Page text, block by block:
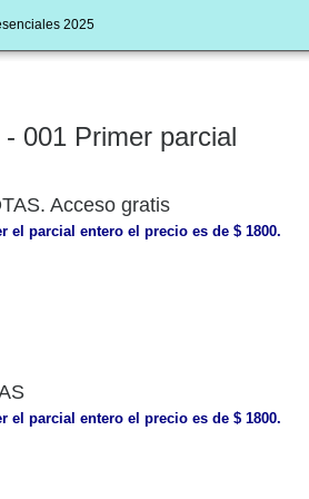
2025
001 Primer parcial
Acceso gratis
el parcial entero el precio es de $ 1800.
el parcial entero el precio es de $ 1800.